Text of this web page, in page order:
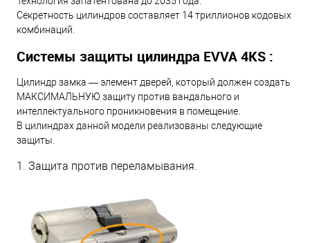
Секретность цилиндров составляет 14 триллионов кодовых
комбинаций.
Системы защиты цилиндра EVVA 4KS :
Цилиндр замка — элемент дверей, который должен создать
МАКСИМАЛЬНУЮ защиту против вандального и
интеллектуального проникновения в помещение.
В цилиндрах данной модели реализованы следующие
защиты.
1. Защита против переламывания.